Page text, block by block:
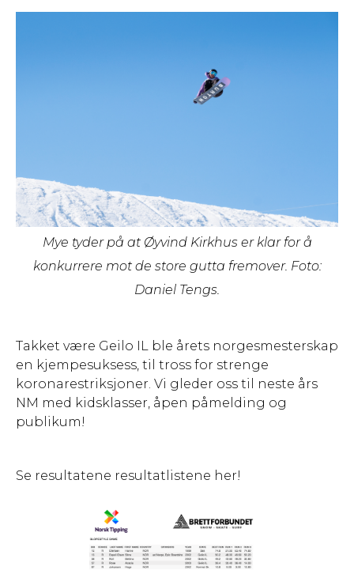
Mye tyder på at Øyvind Kirkhus er klar for å
konkurrere mot de store gutta fremover. Foto:
Daniel Tengs.
Takket være Geilo IL ble årets norgesmesterskap
en kjempesuksess, til tross for strenge
koronarestriksjoner. Vi gleder oss til neste års
NM med kidsklasser, åpen påmelding og
publikum!
Se resultatene resultatlistene her!